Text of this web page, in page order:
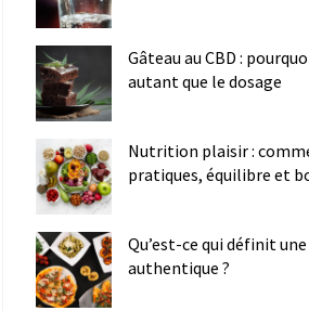
Gâteau au CBD :
autant que le dosage
Nutrition plaisir :
pratiques, équilibre et
Qu’est-ce qui définit
authentique ?